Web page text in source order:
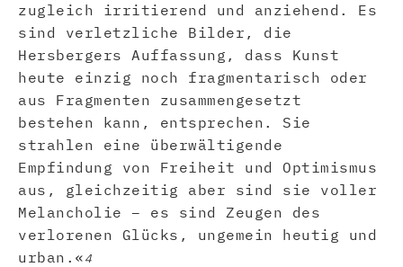
zugleich irritierend und anziehend. Es
sind verletzliche Bilder, die
Hersbergers Auffassung, dass Kunst
heute einzig noch fragmentarisch oder
aus Fragmenten zusammengesetzt
bestehen kann, entsprechen. Sie
strahlen eine überwältigende
Empfindung von Freiheit und Optimismus
aus, gleichzeitig aber sind sie voller
Melancholie – es sind Zeugen des
verlorenen Glücks, ungemein heutig und
urban.«4